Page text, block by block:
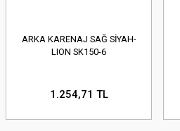
ARKA KARENAJ SAĞ SİYAH-
LION SK150-6
1.254,71 TL